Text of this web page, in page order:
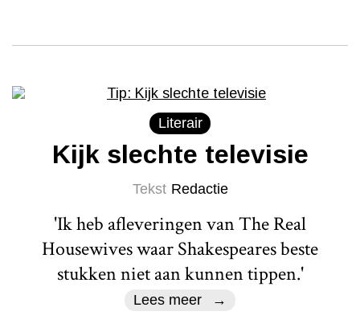
Literair
Kijk slechte televisie
Tekst Redactie
'Ik heb afleveringen van The Real
Housewives waar Shakespeares beste
stukken niet aan kunnen tippen.'
Lees meer